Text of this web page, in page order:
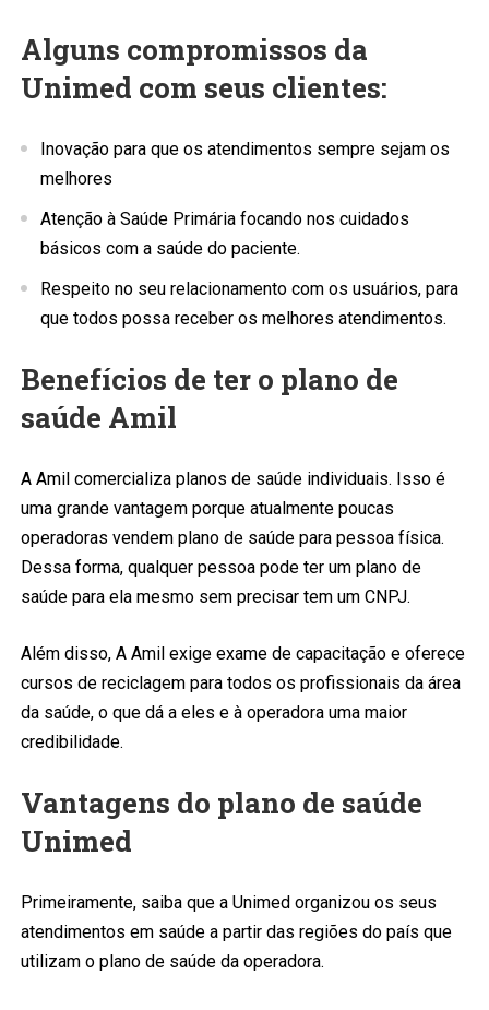
Alguns compromissos da
Unimed com seus clientes:
Inovação para que os atendimentos sempre sejam os
melhores
Atenção à Saúde Primária focando nos cuidados
básicos com a saúde do paciente.
Respeito no seu relacionamento com os usuários, para
que todos possa receber os melhores atendimentos.
Benefícios de ter o plano de
saúde Amil
A Amil comercializa planos de saúde individuais. Isso é
uma grande vantagem porque atualmente poucas
operadoras vendem plano de saúde para pessoa física.
Dessa forma, qualquer pessoa pode ter um plano de
saúde para ela mesmo sem precisar tem um CNPJ.
Além disso, A Amil exige exame de capacitação e oferece
cursos de reciclagem para todos os profissionais da área
da saúde, o que dá a eles e à operadora uma maior
credibilidade.
Vantagens do plano de saúde
Unimed
Primeiramente, saiba que a Unimed organizou os seus
atendimentos em saúde a partir das regiões do país que
utilizam o plano de saúde da operadora.